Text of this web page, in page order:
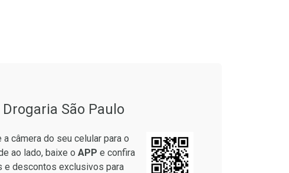
Drogaria São Paulo
a câmera do seu celular para o
ao lado, baixe o APP e confira
e descontos exclusivos para